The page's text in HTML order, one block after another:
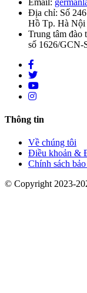
Địa chỉ: Số
Hồ Tp. Hà Nội
Trung tâm đào
số 1626/
Thông tin
Về chúng tôi
Điều khoản &
Chính sách
© Copyright 2023-